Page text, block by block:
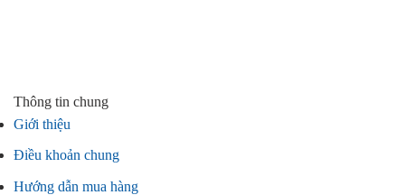
Thông tin chung
Giới thiệu
Điều khoản chung
Hướng dẫn mua hàng